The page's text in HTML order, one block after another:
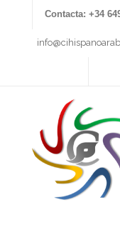
Contacta: +34